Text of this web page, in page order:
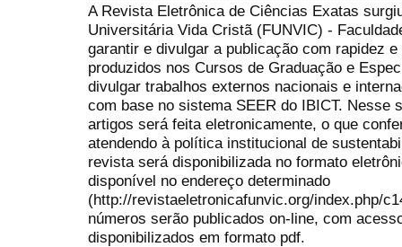
A Revista Eletrônica de Ciências Exatas
Universitária Vida Cristã (FUNVIC) -
garantir e divulgar a publicação com rapidez
produzidos nos Cursos de Graduação e
divulgar trabalhos externos nacionais e
com base no sistema SEER do IBICT. Nesse
artigos será feita eletronicamente, o que
atendendo à política institucional de
revista será disponibilizada no formato
disponível no endereço determinado
(http://revistaeletronicafunvic.org/index.php/
números serão publicados on-line, com
disponibilizados em formato pdf.